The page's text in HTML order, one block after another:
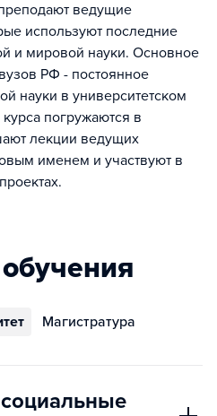
ведущие
используют последние
и мировой науки. Основное
РФ - постоянное
науки в университетском
погружаются в
лекции ведущих
именем и участвуют в
Магистратура